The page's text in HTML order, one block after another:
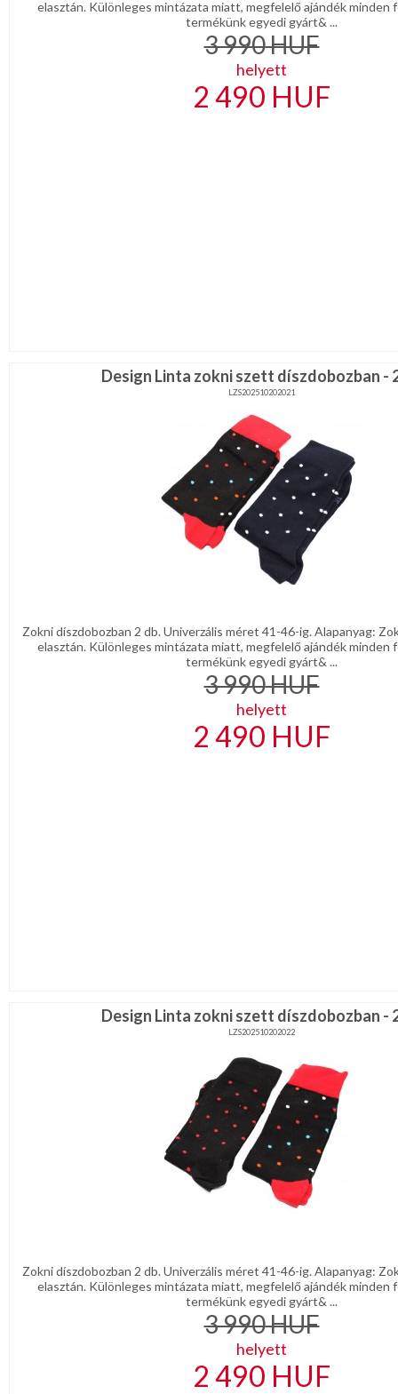
elasztán. Különleges mintázata miatt, megfelelő ajándék minden
termékünk egyedi gyárt& ...
3 990HUF
helyett
2 490 HUF
Design Linta zokni szett díszdobozban -
LZS202510202021
Zokni díszdobozban 2 db. Univerzális méret 41-46-ig. Alapanyag:
elasztán. Különleges mintázata miatt, megfelelő ajándék minden
termékünk egyedi gyárt& ...
3 990HUF
helyett
2 490 HUF
Design Linta zokni szett díszdobozban -
LZS202510202022
Zokni díszdobozban 2 db. Univerzális méret 41-46-ig. Alapanyag:
elasztán. Különleges mintázata miatt, megfelelő ajándék minden
termékünk egyedi gyárt& ...
3 990HUF
helyett
2 490 HUF